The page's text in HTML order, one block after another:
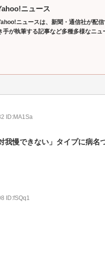
ニュース
ニュースは、新聞・通信社が配
手が執筆する記事など多種多様なニュ
ID:MA1Sa
我慢できない」タイプに病名
ID:fSQq1